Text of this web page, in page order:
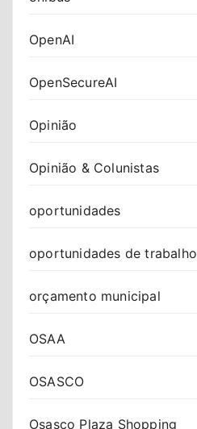
OpenAI
OpenSecureAI
Opinião
Opinião & Colunistas
oportunidades
oportunidades de trabalho
orçamento municipal
OSAA
OSASCO
Osasco Plaza Shopping